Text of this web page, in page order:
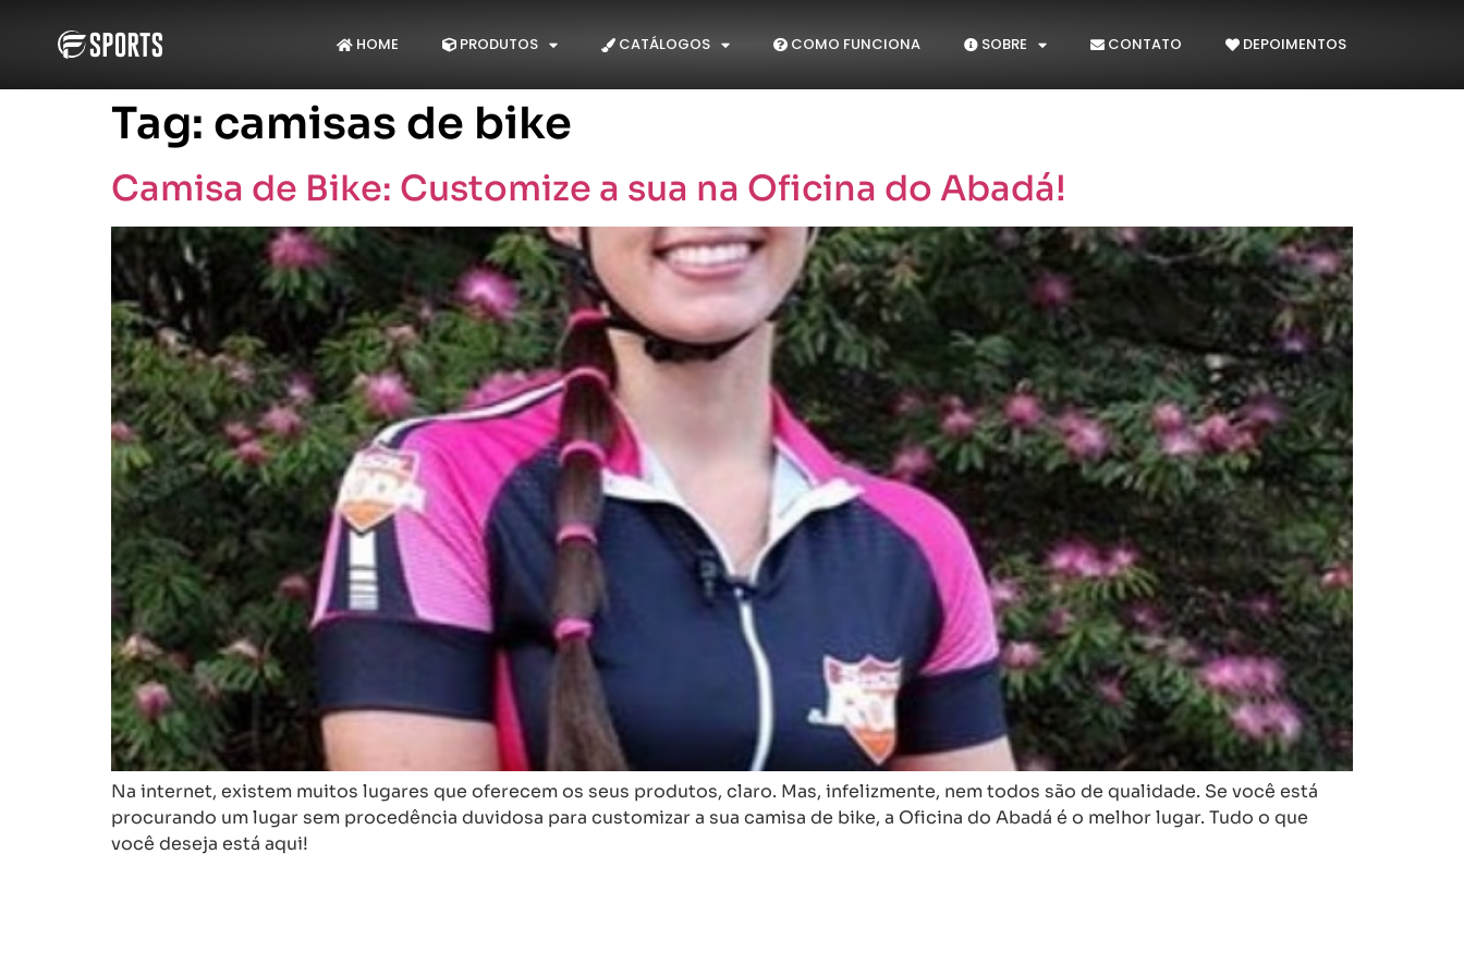
HOME PRODUTOS CATÁLOGOS COMO FUNCIONA SOBRE CONTATO DEPOIMENTOS
Tag: camisas de bike
Camisa de Bike: Customize a sua na Oficina do Abadá!
Na internet, existem muitos lugares que oferecem os seus produtos, claro. Mas, infelizmente, nem todos são de qualidade. Se você está
procurando um lugar sem procedência duvidosa para customizar a sua camisa de bike, a Oficina do Abadá é o melhor lugar. Tudo o que
você deseja está aqui!